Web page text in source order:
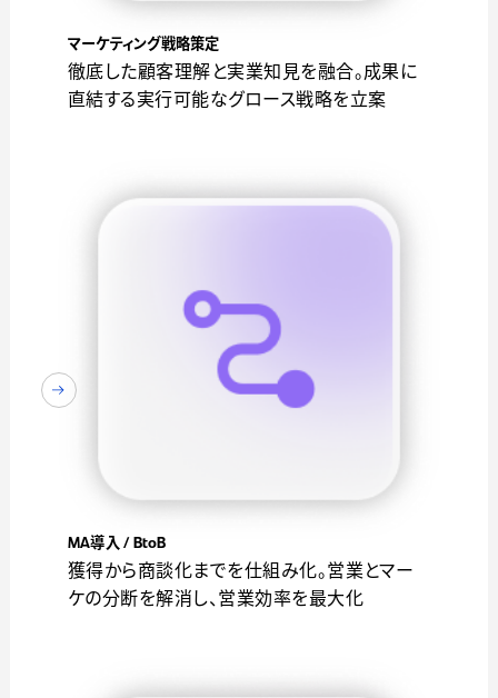
マーケティング戦略策定
徹底した顧客理解と実業知見を融合。成果に
直結する実行可能なグロース戦略を立案
MA導入 / BtoB
獲得から商談化までを仕組み化。営業とマー
ケの分断を解消し、営業効率を最大化